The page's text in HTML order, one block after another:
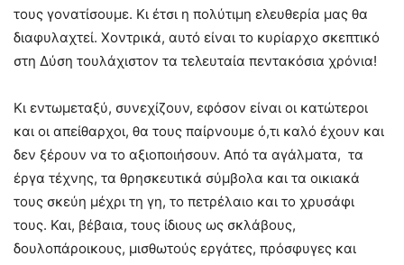
τους γονατίσουμε. Κι έτσι η πολύτιμη ελευθερία μας θα
διαφυλαχτεί. Χοντρικά, αυτό είναι το κυρίαρχο σκεπτικό
στη Δύση τουλάχιστον τα τελευταία πεντακόσια χρόνια!
Κι εντωμεταξύ, συνεχίζουν, εφόσον είναι οι κατώτεροι
και οι απείθαρχοι, θα τους παίρνουμε ό,τι καλό έχουν και
δεν ξέρουν να το αξιοποιήσουν. Από τα αγάλματα, τα
έργα τέχνης, τα θρησκευτικά σύμβολα και τα οικιακά
τους σκεύη μέχρι τη γη, το πετρέλαιο και το χρυσάφι
τους. Και, βέβαια, τους ίδιους ως σκλάβους,
δουλοπάροικους, μισθωτούς εργάτες, πρόσφυγες και